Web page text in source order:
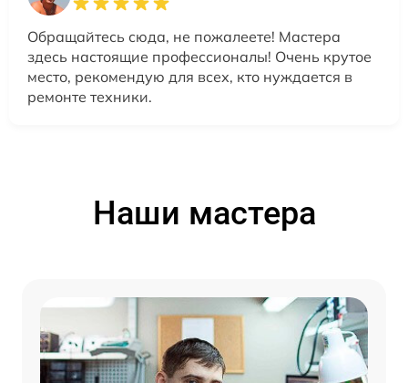
Обращайтесь сюда, не пожалеете! Мастера
здесь настоящие профессионалы! Очень крутое
место, рекомендую для всех, кто нуждается в
ремонте техники.
Наши мастера